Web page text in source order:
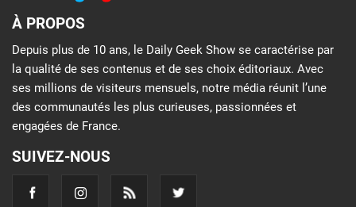
À PROPOS
Depuis plus de 10 ans, le Daily Geek Show se caractérise par
la qualité de ses contenus et de ses choix éditoriaux. Avec
ses millions de visiteurs mensuels, notre média réunit l’une
des communautés les plus curieuses, passionnées et
engagées de France.
SUIVEZ-NOUS